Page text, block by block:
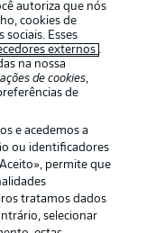
autoriza que nós
cookies de
sociais. Esses
externos .
na nossa
de cookies,
de
e acedemos a
ou identificadores
permite que
tratamos dados
selecionar